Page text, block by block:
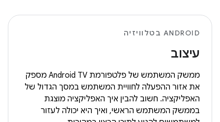
ANDROID בטלוויזיה
עיצוב
ממשק המשתמש של פלטפורמת Android TV מספק
את אזור ההפעלה לחוויית המשתמש במסך הגדול של
האפליקציה. חשוב להבין איך האפליקציה מוצגת
בממשק המשתמש הראשי, ואיך היא יכולה לעזור